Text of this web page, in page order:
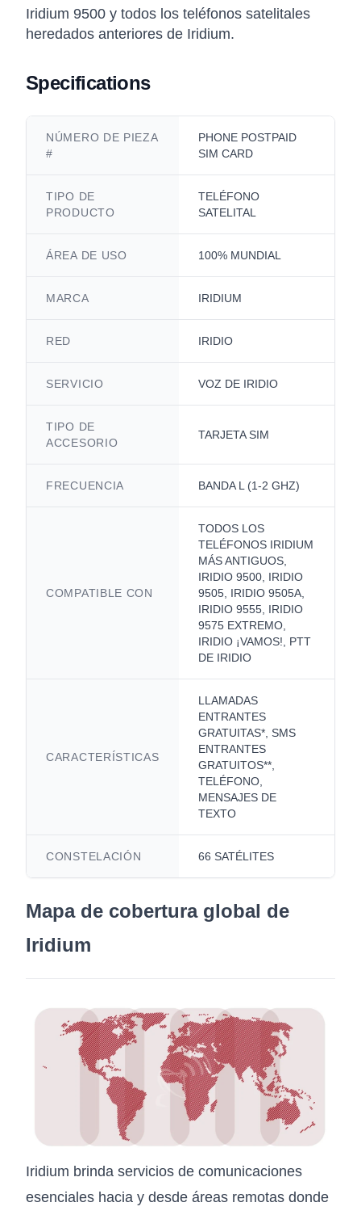
Iridium 9500 y todos los teléfonos satelitales
heredados anteriores de Iridium.
Specifications
NÚMERO DE PIEZA
#
PHONE POSTPAID
SIM CARD
TIPO DE
PRODUCTO
TELÉFONO
SATELITAL
ÁREA DE USO 100% MUNDIAL
MARCA IRIDIUM
RED IRIDIO
SERVICIO VOZ DE IRIDIO
TIPO DE
ACCESORIO
TARJETA SIM
FRECUENCIA BANDA L (1-2 GHZ)
COMPATIBLE CON
TODOS LOS
TELÉFONOS IRIDIUM
MÁS ANTIGUOS,
IRIDIO 9500, IRIDIO
9505, IRIDIO 9505A,
IRIDIO 9555, IRIDIO
9575 EXTREMO,
IRIDIO ¡VAMOS!, PTT
DE IRIDIO
CARACTERÍSTICAS
LLAMADAS
ENTRANTES
GRATUITAS*, SMS
ENTRANTES
GRATUITOS**,
TELÉFONO,
MENSAJES DE
TEXTO
CONSTELACIÓN 66 SATÉLITES
Mapa de cobertura global de
Iridium
Iridium brinda servicios de comunicaciones
esenciales hacia y desde áreas remotas donde